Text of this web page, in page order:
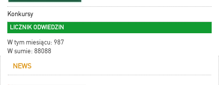
Konkursy
LICZNIK ODWIEDZIN
W tym miesiącu: 987
W sumie: 88088
NEWS